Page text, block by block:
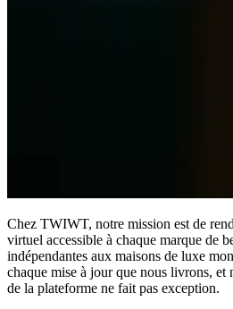
Chez TWIWT, notre mission est de
virtuel accessible à chaque marque de
indépendantes aux maisons de luxe
chaque mise à jour que nous livrons, et
de la plateforme ne fait pas exception.